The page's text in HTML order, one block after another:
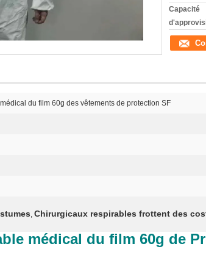
Capacité
du film 60g des vêtements de protection SF
, Chirurgicaux respirables frottent des
médical du film 60g de